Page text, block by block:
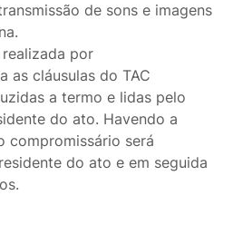
de sons e imagens
por
as cláusulas do TAC
a termo e lidas pelo
do ato. Havendo a
compromissário será
do ato e em seguida